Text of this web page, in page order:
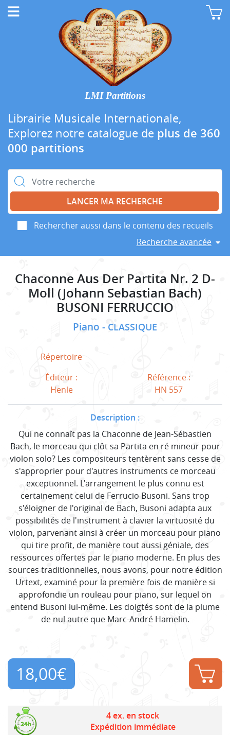
LMI Partitions
Librairie Musicale Internationale,
Explorez notre catalogue de plus de 360
000 partitions
Rechercher :
Rechercher aussi dans le contenu des recueils
Recherche avancée
Chaconne Aus Der Partita Nr. 2 D-
Moll (Johann Sebastian Bach)
BUSONI FERRUCCIO
Piano CLASSIQUE
Répertoire
Éditeur :
Henle
Référence :
HN 557
Description :
Qui ne connaît pas la Chaconne de Jean-Sébastien
Bach, le morceau qui clôt sa Partita en ré mineur pour
violon solo? Les compositeurs tentèrent sans cesse de
s'approprier pour d'autres instruments ce morceau
exceptionnel. L'arrangement le plus connu est
certainement celui de Ferrucio Busoni. Sans trop
s'éloigner de l'original de Bach, Busoni adapta aux
possibilités de l'instrument à clavier la virtuosité du
violon, parvenant ainsi à créer un morceau pour piano
qui tire profit, de manière tout aussi géniale, des
ressources offertes par le piano moderne. En plus des
sources traditionnelles, nous avons, pour notre édition
Urtext, examiné pour la première fois de manière si
approfondie un rouleau pour piano, sur lequel on
entend Busoni lui-même. Les doigtés sont de la plume
de nul autre que Marc-André Hamelin.
18,00€
4 ex. en stock
Expédition immédiate